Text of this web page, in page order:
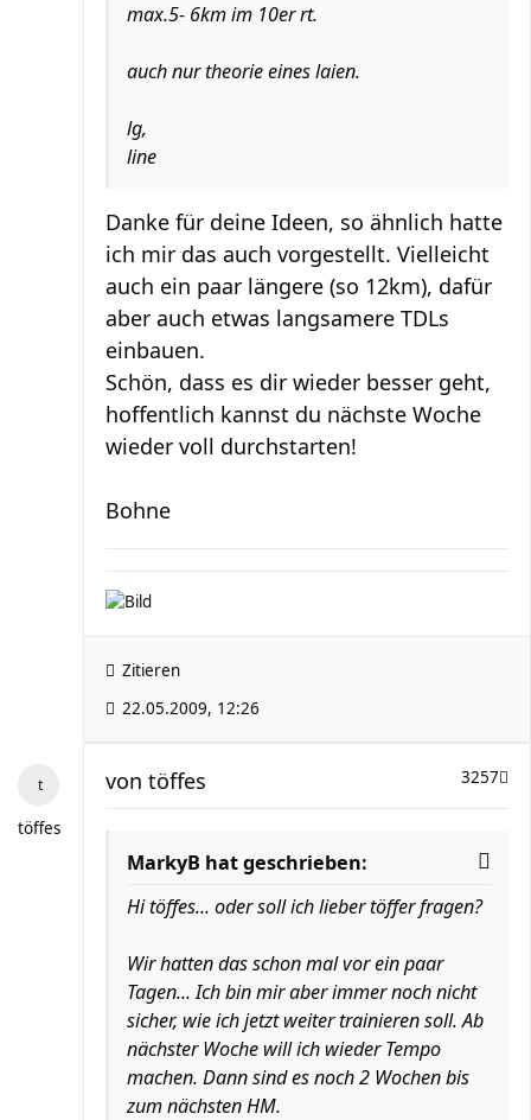
max.5- 6km im 10er rt.
auch nur theorie eines laien.
lg,
line
Danke für deine Ideen, so ähnlich hatte
ich mir das auch vorgestellt. Vielleicht
auch ein paar längere (so 12km), dafür
aber auch etwas langsamere TDLs
einbauen.
Schön, dass es dir wieder besser geht,
hoffentlich kannst du nächste Woche
wieder voll durchstarten!
Bohne
Zitieren
22.05.2009, 12:26
töffes
3257
von töffes
MarkyB hat geschrieben:
Hi töffes... oder soll ich lieber töffer fragen?
Wir hatten das schon mal vor ein paar
Tagen... Ich bin mir aber immer noch nicht
sicher, wie ich jetzt weiter trainieren soll. Ab
nächster Woche will ich wieder Tempo
machen. Dann sind es noch 2 Wochen bis
zum nächsten HM.